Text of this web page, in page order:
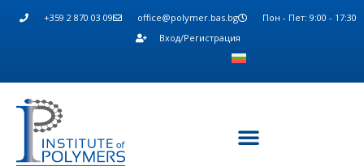
+359 2 870 03 09 office@polymer.bas.bg
Пон - Пет: 9:00 - 17:30
Вход/Регистрация